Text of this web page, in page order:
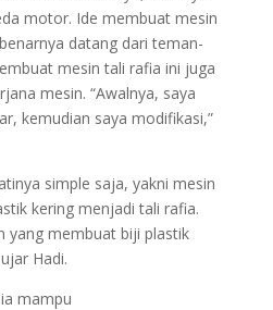
motor. Ide membuat mesin
datang dari teman-
mesin tali rafia ini juga
mesin. “Awalnya, saya
kemudian saya modifikasi,”
simple saja, yakni mesin
kering menjadi tali rafia.
yang membuat biji plastik
Hadi.
mampu